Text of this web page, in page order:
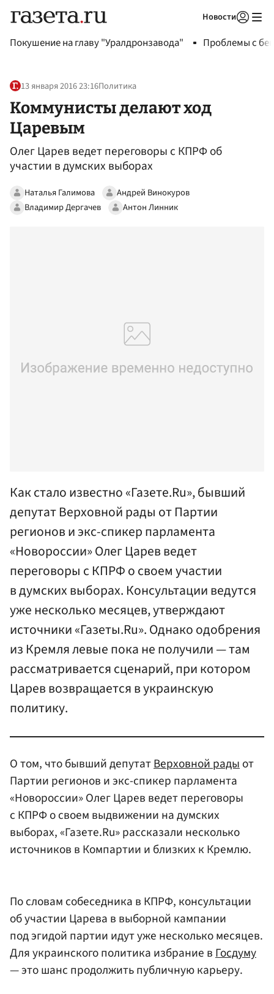
Новости
Покушение на главу "Уралдронзавода" Проблемы с
13 января 2016 23:16Политика
Коммунисты делают ход
Царевым
Олег Царев ведет переговоры с КПРФ об
участии в думских выборах
Наталья Галимова
Андрей Винокуров
Владимир Дергачев
Антон Линник
Как стало известно «Газете.Ru», бывший
депутат Верховной рады от Партии
регионов и экс-спикер парламента
«Новороссии» Олег Царев ведет
переговоры с КПРФ о своем участии
в думских выборах. Консультации ведутся
уже несколько месяцев, утверждают
источники «Газеты.Ru». Однако одобрения
из Кремля левые пока не получили — там
рассматривается сценарий, при котором
Царев возвращается в украинскую
политику.
О том, что бывший депутатВерховной рады от
Партии регионов и экс-спикер парламента
«Новороссии» Олег Царев ведет переговоры
с КПРФ о своем выдвижении на думских
выборах, «Газете.Ru» рассказали несколько
источников в Компартии и близких к Кремлю.
По словам собеседника в КПРФ, консультации
об участии Царева в выборной кампании
под эгидой партии идут уже несколько месяцев.
Для украинского политика избрание вГосдуму
— это шанс продолжить публичную карьеру.